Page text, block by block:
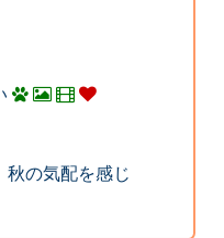
秋の気配を感じ